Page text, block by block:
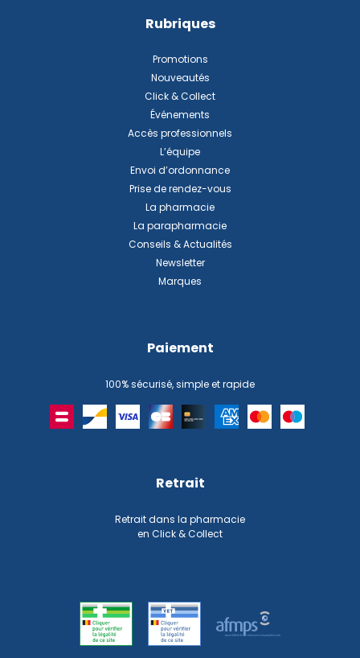
Rubriques
Promotions
Nouveautés
Click & Collect
Événements
Accès professionnels
L’équipe
Envoi d’ordonnance
Prise de rendez-vous
La pharmacie
La parapharmacie
Conseils & Actualités
Newsletter
Marques
Paiement
100% sécurisé, simple et rapide
Retrait
Retrait dans la pharmacie
en Click & Collect